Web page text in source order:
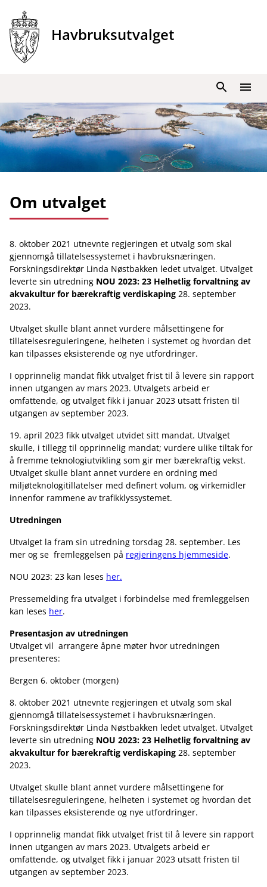
innhold
Havbruksutvalget
Meny
Søk
Om utvalget
8. oktober 2021 utnevnte regjeringen et utvalg som skal
gjennomgå tillatelsessystemet i havbruksnæringen.
Forskningsdirektør Linda Nøstbakken ledet utvalget. Utvalget
leverte sin utredning NOU 2023: 23 Helhetlig forvaltning av
akvakultur for bærekraftig verdiskaping 28. september
2023.
Utvalget skulle blant annet vurdere målsettingene for
tillatelsesreguleringene, helheten i systemet og hvordan det
kan tilpasses eksisterende og nye utfordringer.
I opprinnelig mandat fikk utvalget frist til å levere sin rapport
innen utgangen av mars 2023. Utvalgets arbeid er
omfattende, og utvalget fikk i januar 2023 utsatt fristen til
utgangen av september 2023.
19. april 2023 fikk utvalget utvidet sitt mandat. Utvalget
skulle, i tillegg til opprinnelig mandat; vurdere ulike tiltak for
å fremme teknologiutvikling som gir mer bærekraftig vekst.
Utvalget skulle blant annet vurdere en ordning med
miljøteknologitillatelser med definert volum, og virkemidler
innenfor rammene av trafikklyssystemet.
Utredningen
Utvalget la fram sin utredning torsdag 28. september. Les
mer og se fremleggelsen på regjeringens hjemmeside.
NOU 2023: 23 kan leses her.
Pressemelding fra utvalget i forbindelse med fremleggelsen
kan leses her.
Presentasjon av utredningen
Utvalget vil arrangere åpne møter hvor utredningen
presenteres:
Bergen 6. oktober (morgen)
8. oktober 2021 utnevnte regjeringen et utvalg som skal
gjennomgå tillatelsessystemet i havbruksnæringen.
Forskningsdirektør Linda Nøstbakken ledet utvalget. Utvalget
leverte sin utredning NOU 2023: 23 Helhetlig forvaltning av
akvakultur for bærekraftig verdiskaping 28. september
2023.
Utvalget skulle blant annet vurdere målsettingene for
tillatelsesreguleringene, helheten i systemet og hvordan det
kan tilpasses eksisterende og nye utfordringer.
I opprinnelig mandat fikk utvalget frist til å levere sin rapport
innen utgangen av mars 2023. Utvalgets arbeid er
omfattende, og utvalget fikk i januar 2023 utsatt fristen til
utgangen av september 2023.